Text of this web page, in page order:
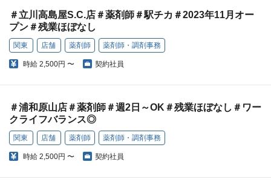
＃立川高島屋S.C.店＃薬剤師＃駅チカ＃2023年11月オー
プン＃残業ほぼなし
関東 店舗 薬剤師 薬剤師・調剤事務
時給 2,500円 〜 契約社員
＃浦和原山店＃薬剤師＃週2日～OK＃残業ほぼなし＃ワー
クライフバランス◎
関東 店舗 薬剤師 薬剤師・調剤事務
時給 2,500円 〜 契約社員